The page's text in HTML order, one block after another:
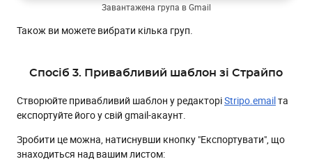
Завантажена група в Gmail
Також ви можете вибрати кілька груп.
Спосіб 3. Привабливий шаблон зі Страйпо
Створюйте привабливий шаблон у редакторіStripo.emailта
експортуйте його у свій gmail-акаунт.
Зробити це можна, натиснувши кнопку "Експортувати", що
знаходиться над вашим листом: